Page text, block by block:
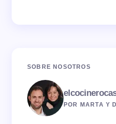
SOBRE NOSOTROS
POR MARTA Y